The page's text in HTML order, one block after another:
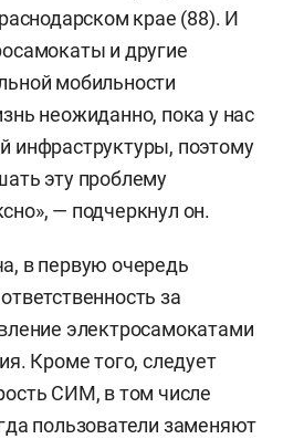
крае (88). И
и другие
мобильности
неожиданно, пока у нас
инфраструктуры, поэтому
эту проблему
— подчеркнул он.
в первую очередь
за
электросамокатами
Кроме того, следует
СИМ, в том числе
пользователи заменяют